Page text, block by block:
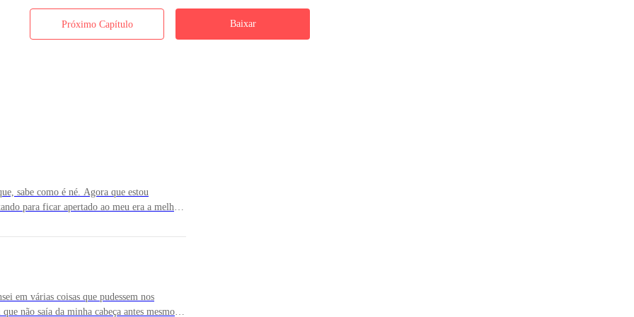
Próximo Capítulo Baixar
sabe como é né. Agora que estou
para ficar apertado ao meu era a melhor
naquele momento eternamente. E
momento. Me segurava para não emitir
que ele criava um caminho pelas minhas
sem fôlego na vida! Ele fazia um bom
em várias coisas que pudessem nos
não saía da minha cabeça antes mesmo